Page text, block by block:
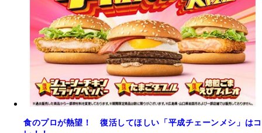
食のプロが熱望！ 復活してほしい「平成チェーンメシ」はコ